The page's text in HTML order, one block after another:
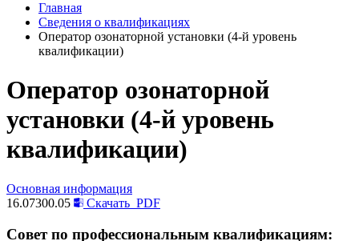
Главная
Сведения о квалификациях
Оператор озонаторной установки (4-й уровень
квалификации)
Оператор озонаторной
установки (4-й уровень
квалификации)
Основная информация
16.07300.05
Скачать PDF
Совет по профессиональным квалификациям: